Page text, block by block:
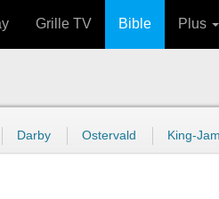
Grille TV Bible Plus
Darby Ostervald King-